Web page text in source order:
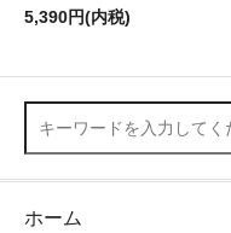
5,390円(内税)
ホーム